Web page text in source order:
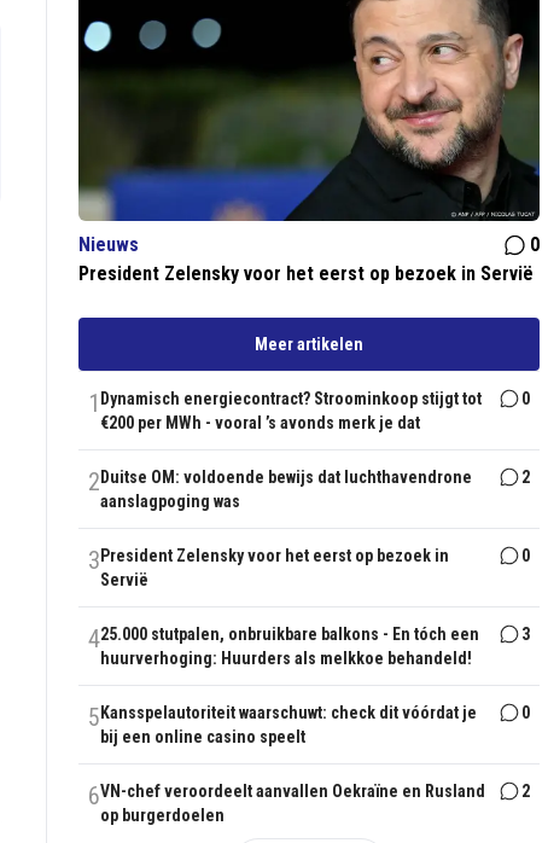
Nieuws
0
President Zelensky voor het eerst op bezoek in Servië
Meer artikelen
1 Dynamisch energiecontract? Stroominkoop stijgt tot
€200 per MWh - vooral ’s avonds merk je dat
0
2 Duitse OM: voldoende bewijs dat luchthavendrone
aanslagpoging was
2
3 President Zelensky voor het eerst op bezoek in
Servië
0
425.000 stutpalen, onbruikbare balkons - En tóch een
huurverhoging: Huurders als melkkoe behandeld!
3
5 Kansspelautoriteit waarschuwt: check dit vóórdat je
bij een online casino speelt
0
6VN-chef veroordeelt aanvallen Oekraïne en Rusland
op burgerdoelen
2